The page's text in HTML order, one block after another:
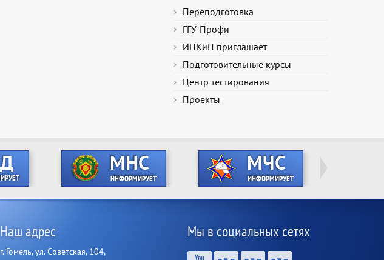
Переподготовка
ГГУ-Профи
ИПКиП приглашает
Подготовительные курсы
Центр тестирования
Проекты
Наш адрес
г. Гомель, ул. Советская, 104,
Мы в социальных сетях